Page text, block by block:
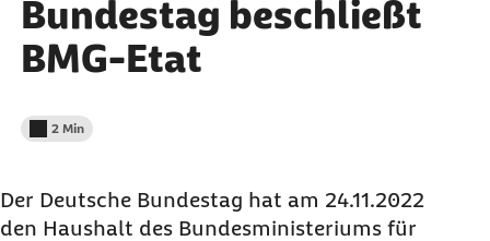
Bundestag beschließt
BMG-Etat
Lesedauer weniger als
2 Min
Der Deutsche Bundestag hat am 24.11.2022
den Haushalt des Bundesministeriums für